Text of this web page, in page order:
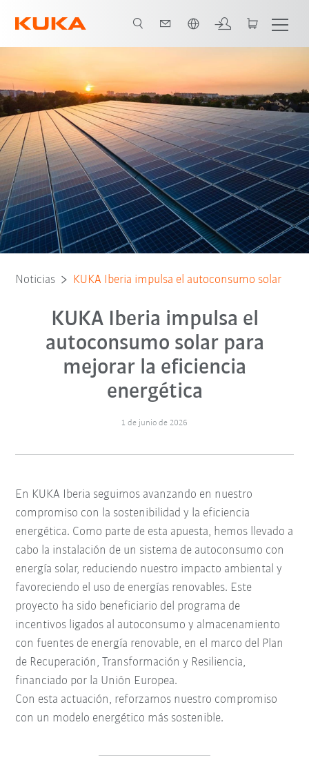
Noticias KUKA Iberia impulsa el autoconsumo solar
KUKA Iberia impulsa el
autoconsumo solar para
mejorar la eficiencia
energética
1 de junio de 2026
En KUKA Iberia seguimos avanzando en nuestro
compromiso con la sostenibilidad y la eficiencia
energética. Como parte de esta apuesta, hemos llevado a
cabo la instalación de un sistema de autoconsumo con
energía solar, reduciendo nuestro impacto ambiental y
favoreciendo el uso de energías renovables. Este
proyecto ha sido beneficiario del programa de
incentivos ligados al autoconsumo y almacenamiento
con fuentes de energía renovable, en el marco del Plan
de Recuperación, Transformación y Resiliencia,
financiado por la Unión Europea.
Con esta actuación, reforzamos nuestro compromiso
con un modelo energético más sostenible.